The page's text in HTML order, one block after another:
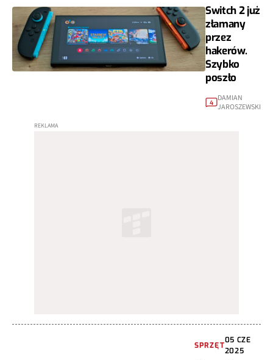
Switch 2 już
złamany
przez
hakerów.
Szybko
poszło
4
DAMIAN
JAROSZEWSKI
SPRZĘT
05 CZE
2025